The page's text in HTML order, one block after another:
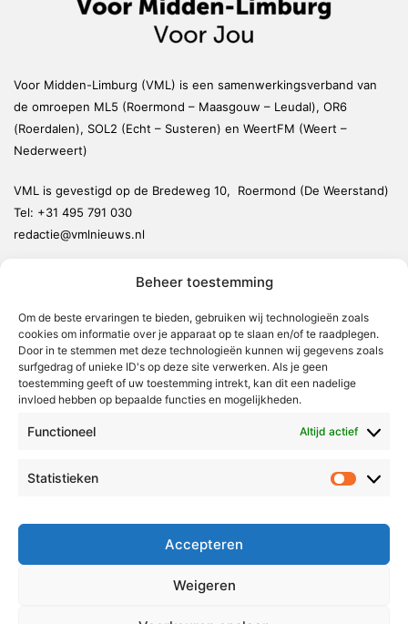
Beheer toestemming
Om de beste ervaringen te bieden, gebruiken wij technologieën zoals
cookies om informatie over je apparaat op te slaan en/of te raadplegen.
Door in te stemmen met deze technologieën kunnen wij gegevens zoals
surfgedrag of unieke ID's op deze site verwerken. Als je geen
toestemming geeft of uw toestemming intrekt, kan dit een nadelige
invloed hebben op bepaalde functies en mogelijkheden.
Functioneel Altijd actief
Statistieken
Accepteren
Weigeren
Voor Midden-Limburg (VML) is een samenwerkingsverband van
de omroepen ML5 (Roermond – Maasgouw – Leudal), OR6
(Roerdalen), SOL2 (Echt – Susteren) en WeertFM (Weert –
Nederweert)
VML is gevestigd op de Bredeweg 10, Roermond (De Weerstand)
Tel: +31 495 791 030
redactie@vmlnieuws.nl
Leudal
Maasgouw
Echt-Susteren
Radio & TV